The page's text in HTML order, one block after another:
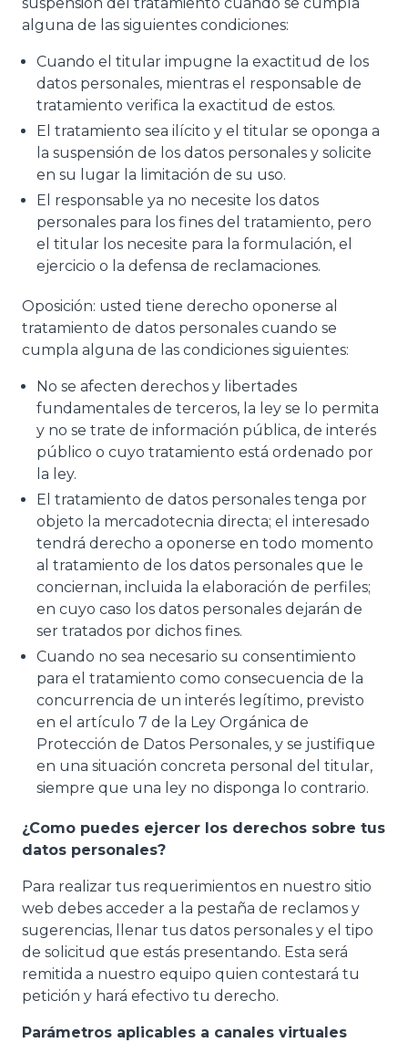
alguna de las siguientes condiciones:
Cuando el titular impugne la exactitud de los
datos personales, mientras el responsable de
tratamiento verifica la exactitud de estos.
El tratamiento sea ilícito y el titular se oponga a
la suspensión de los datos personales y solicite
en su lugar la limitación de su uso.
El responsable ya no necesite los datos
personales para los fines del tratamiento, pero
el titular los necesite para la formulación, el
ejercicio o la defensa de reclamaciones.
Oposición: usted tiene derecho oponerse al
tratamiento de datos personales cuando se
cumpla alguna de las condiciones siguientes:
No se afecten derechos y libertades
fundamentales de terceros, la ley se lo permita
y no se trate de información pública, de interés
público o cuyo tratamiento está ordenado por
la ley.
El tratamiento de datos personales tenga por
objeto la mercadotecnia directa; el interesado
tendrá derecho a oponerse en todo momento
al tratamiento de los datos personales que le
conciernan, incluida la elaboración de perfiles;
en cuyo caso los datos personales dejarán de
ser tratados por dichos fines.
Cuando no sea necesario su consentimiento
para el tratamiento como consecuencia de la
concurrencia de un interés legítimo, previsto
en el artículo 7 de la Ley Orgánica de
Protección de Datos Personales, y se justifique
en una situación concreta personal del titular,
siempre que una ley no disponga lo contrario.
¿Como puedes ejercer los derechos sobre tus
datos personales?
Para realizar tus requerimientos en nuestro sitio
web debes acceder a la pestaña de reclamos y
sugerencias, llenar tus datos personales y el tipo
de solicitud que estás presentando. Esta será
remitida a nuestro equipo quien contestará tu
petición y hará efectivo tu derecho.
Parámetros aplicables a canales virtuales